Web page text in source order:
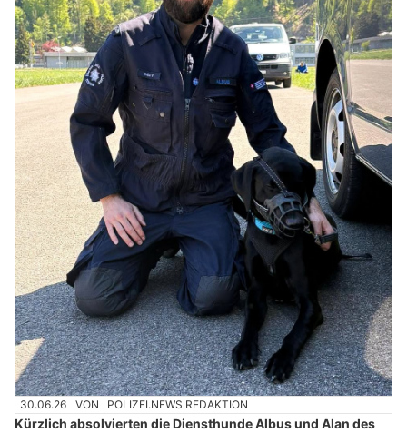
30.06.26 VON POLIZEI.NEWS REDAKTION
Kürzlich absolvierten die Diensthunde Albus und Alan des